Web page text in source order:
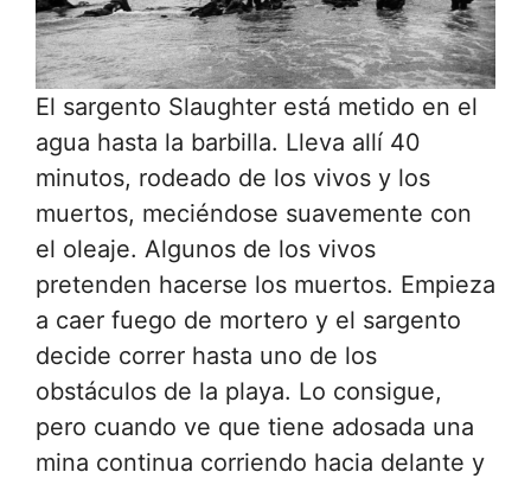
El sargento Slaughter está metido en el
agua hasta la barbilla. Lleva allí 40
minutos, rodeado de los vivos y los
muertos, meciéndose suavemente con
el oleaje. Algunos de los vivos
pretenden hacerse los muertos. Empieza
a caer fuego de mortero y el sargento
decide correr hasta uno de los
obstáculos de la playa. Lo consigue,
pero cuando ve que tiene adosada una
mina continua corriendo hacia delante y